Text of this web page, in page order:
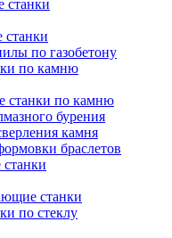
станки
станки
по газобетону
по камню
станки по камню
бурения
камня
браслетов
станки
по стеклу